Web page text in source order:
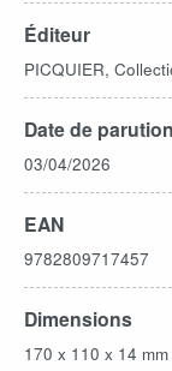
Éditeur
PICQUIER,
Date de parution
03/04/2026
EAN
9782809717457
Dimensions
170 x 110 x 14 mm